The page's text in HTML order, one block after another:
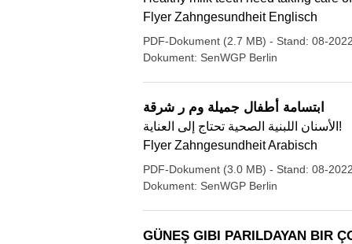
Flyer Zahngesundheit Englisch
PDF-Dokument (2.7 MB) - Stand: 08-2022
Dokument: SenWGP Berlin
ابتسامة أطفال جميلة وم ر شرقة
الأسنان اللبنية الصحية تحتاج إلى العناية!
Flyer Zahngesundheit Arabisch
PDF-Dokument (3.0 MB) - Stand: 08-2022
Dokument: SenWGP Berlin
GÜNEŞ GIBI PARILDAYAN BIR